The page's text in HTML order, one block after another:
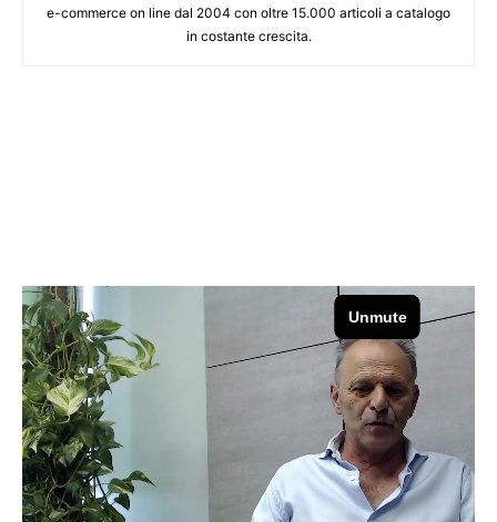
e-commerce on line dal 2004 con oltre 15.000 articoli a catalogo
in costante crescita.